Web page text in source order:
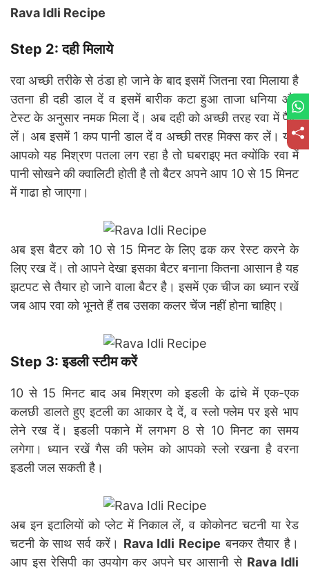
Rava Idli Recipe
Step 2: दही मिलाये
रवा अच्छी तरीके से ठंडा हो जाने के बाद इसमें जितना रवा मिलाया है
उतना ही दही डाल दें व इसमें बारीक कटा हुआ ताजा धनिया और
टेस्ट के अनुसार नमक मिला दें। अब दही को अच्छी तरह रवा में फैट
लें। अब इसमें 1 कप पानी डाल दें व अच्छी तरह मिक्स कर लें। यदि
आपको यह मिश्रण पतला लग रहा है तो घबराइए मत क्योंकि रवा में
पानी सोखने की क्वालिटी होती है तो बैटर अपने आप 10 से 15 मिनट
में गाढा हो जाएगा।
अब इस बैटर को 10 से 15 मिनट के लिए ढक कर रेस्ट करने के
लिए रख दें। तो आपने देखा इसका बैटर बनाना कितना आसान है यह
झटपट से तैयार हो जाने वाला बैटर है। इसमें एक चीज का ध्यान रखें
जब आप रवा को भूनते हैं तब उसका कलर चेंज नहीं होना चाहिए।
Step 3: इडली स्टीम करें
10 से 15 मिनट बाद अब मिश्रण को इडली के ढांचे में एक-एक
कलछी डालते हुए इटली का आकार दे दें, व स्लो फ्लेम पर इसे भाप
लेने रख दें। इडली पकाने में लगभग 8 से 10 मिनट का समय
लगेगा। ध्यान रखें गैस की फ्लेम को आपको स्लो रखना है वरना
इडली जल सकती है।
अब इन इटालियों को प्लेट में निकाल लें, व कोकोनट चटनी या रेड
चटनी के साथ सर्व करें। Rava Idli Recipe बनकर तैयार है।
आप इस रेसिपी का उपयोग कर अपने घर आसानी से Rava Idli